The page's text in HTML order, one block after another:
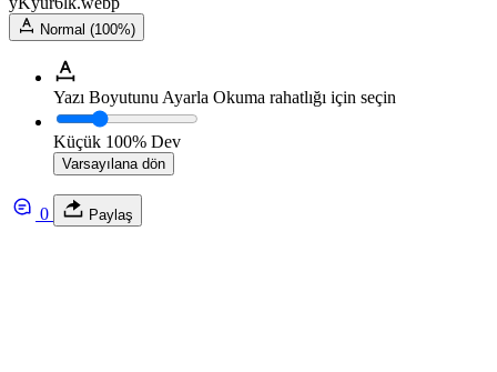
Normal (100%)
Yazı Boyutunu Ayarla Okuma rahatlığı için seçin
Küçük 100% Dev
Varsayılana dön
0 Paylaş